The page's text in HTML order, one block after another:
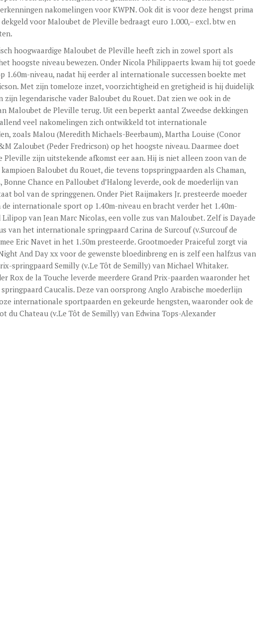
nakomelingen voor KWPN. Ook dit is voor deze hengst prima
voor Maloubet de Pleville bedraagt euro 1.000,– excl. btw en
hoogwaardige Maloubet de Pleville heeft zich in zowel sport als
hoogste niveau bewezen. Onder Nicola Philippaerts kwam hij tot goede
1.60m-niveau, nadat hij eerder al internationale successen boekte met
Met zijn tomeloze inzet, voorzichtigheid en gretigheid is hij duidelijk
zijn legendarische vader Baloubet du Rouet. Dat zien we ook in de
Maloubet de Pleville terug. Uit een beperkt aantal Zweedse dekkingen
veel nakomelingen zich ontwikkeld tot internationale
zoals Malou (Meredith Michaels-Beerbaum), Martha Louise (Conor
Zaloubet (Peder Fredricson) op het hoogste niveau. Daarmee doet
Pleville zijn uitstekende afkomst eer aan. Hij is niet alleen zoon van de
Baloubet du Rouet, die tevens topspringpaarden als Chaman,
Bonne Chance en Palloubet d’Halong leverde, ook de moederlijn van
bol van de springgenen. Onder Piet Raijmakers Jr. presteerde moeder
de internationale sport op 1.40m-niveau en bracht verder het 1.40m-
van Jean Marc Nicolas, een volle zus van Maloubet. Zelf is Dayade
van het internationale springpaard Carina de Surcouf (v.Surcouf de
Eric Navet in het 1.50m presteerde. Grootmoeder Praiceful zorgt via
And Day xx voor de gewenste bloedinbreng en is zelf een halfzus van
springpaard Semilly (v.Le Tôt de Semilly) van Michael Whitaker.
Rox de la Touche leverde meerdere Grand Prix-paarden waaronder het
Caucalis. Deze van oorsprong Anglo Arabische moederlijn
internationale sportpaarden en gekeurde hengsten, waaronder ook de
du Chateau (v.Le Tôt de Semilly) van Edwina Tops-Alexander